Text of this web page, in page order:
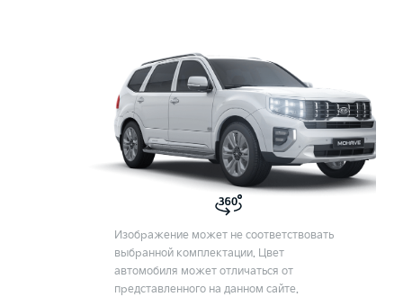
Изображение может не соответствовать
выбранной комплектации. Цвет
автомобиля может отличаться от
представленного на данном сайте.